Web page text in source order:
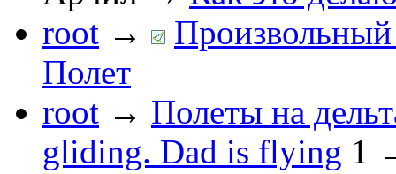
root →
Полет
root → Полеты на
gliding. Dad is flying 1